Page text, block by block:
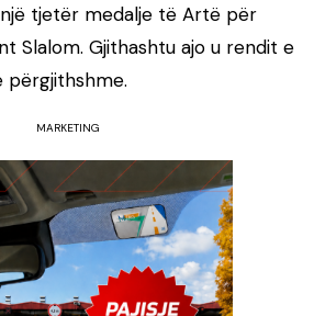
tjetër medalje të Artë për
Slalom. Gjithashtu ajo u rendit e
MARKETING